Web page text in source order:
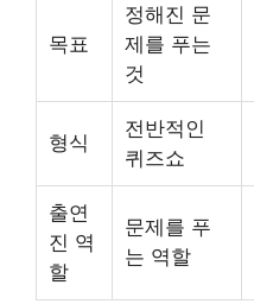
목표
정해진 문
제를 푸는
것
형식
전반적인
퀴즈쇼
출연
진 역
할
문제를 푸
는 역할